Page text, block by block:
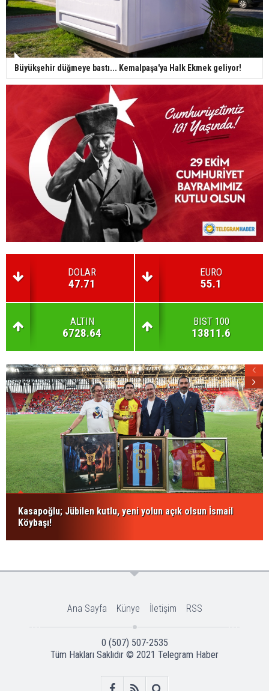
Büyükşehir düğmeye bastı... Kemalpaşa'ya Halk Ekmek geliyor!
DOLAR
47.71
EURO
55.1
ALTIN
6728.64
BIST 100
13811.6
Kasapoğlu; Jübilen kutlu, yeni yolun açık olsun İsmail
Köybaşı!
Ana Sayfa Künye İletişim RSS
0 (507) 507-2535
Tüm Hakları Saklıdır © 2021 Telegram Haber